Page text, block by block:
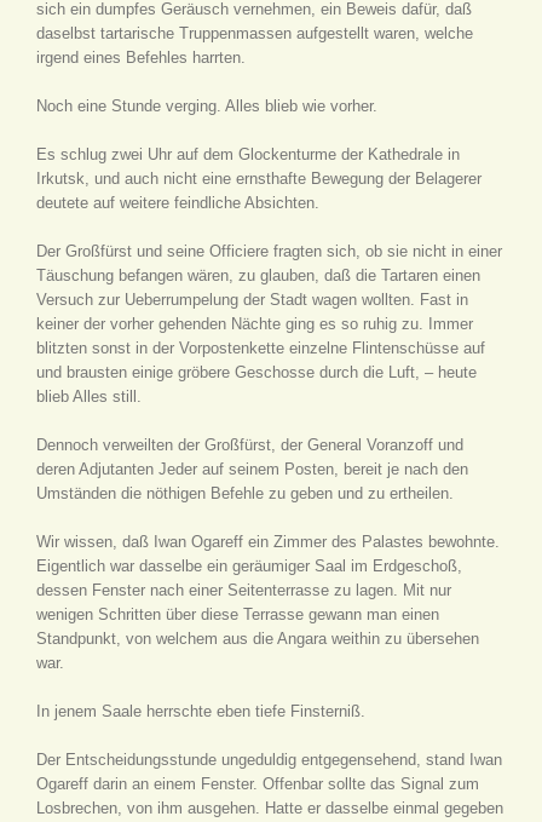
sich ein dumpfes Geräusch vernehmen, ein Beweis dafür, daß
daselbst tartarische Truppenmassen aufgestellt waren, welche
irgend eines Befehles harrten.
Noch eine Stunde verging. Alles blieb wie vorher.
Es schlug zwei Uhr auf dem Glockenturme der Kathedrale in
Irkutsk, und auch nicht eine ernsthafte Bewegung der Belagerer
deutete auf weitere feindliche Absichten.
Der Großfürst und seine Officiere fragten sich, ob sie nicht in einer
Täuschung befangen wären, zu glauben, daß die Tartaren einen
Versuch zur Ueberrumpelung der Stadt wagen wollten. Fast in
keiner der vorher gehenden Nächte ging es so ruhig zu. Immer
blitzten sonst in der Vorpostenkette einzelne Flintenschüsse auf
und brausten einige gröbere Geschosse durch die Luft, – heute
blieb Alles still.
Dennoch verweilten der Großfürst, der General Voranzoff und
deren Adjutanten Jeder auf seinem Posten, bereit je nach den
Umständen die nöthigen Befehle zu geben und zu ertheilen.
Wir wissen, daß Iwan Ogareff ein Zimmer des Palastes bewohnte.
Eigentlich war dasselbe ein geräumiger Saal im Erdgeschoß,
dessen Fenster nach einer Seitenterrasse zu lagen. Mit nur
wenigen Schritten über diese Terrasse gewann man einen
Standpunkt, von welchem aus die Angara weithin zu übersehen
war.
In jenem Saale herrschte eben tiefe Finsterniß.
Der Entscheidungsstunde ungeduldig entgegensehend, stand Iwan
Ogareff darin an einem Fenster. Offenbar sollte das Signal zum
Losbrechen, von ihm ausgehen. Hatte er dasselbe einmal gegeben